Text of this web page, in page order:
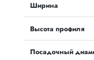
Ширина
Высота профиля
Посадочный